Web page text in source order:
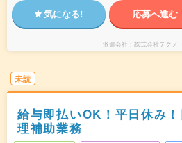
気になる! 応募へ進む
派遣会社 株式会社テクノ
未読
給与即払いOK！平日休み
理補助業務